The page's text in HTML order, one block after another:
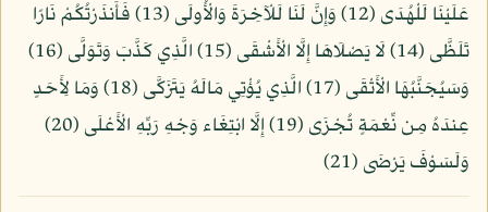
عَلَيْنَا لَلْهُدَى (12) وَإِنَّ لَنَا لَلْآخِرَةَ وَالْأُولَى (13) فَأَنذَرْتُكُمْ نَارًا
تَلَظَّى (14) لَا يَصْلَاهَا إِلَّا الْأَشْقَى (15) الَّذِي كَذَّبَ وَتَوَلَّى (16)
وَسَيُجَنَّبُهَا الْأَتْقَى (17) الَّذِي يُؤْتِي مَالَهُ يَتَزَكَّى (18) وَمَا لِأَحَدٍ
عِندَهُ مِن نِّعْمَةٍ تُجْزَى (19) إِلَّا ابْتِغَاء وَجْهِ رَبِّهِ الْأَعْلَى (20)
وَلَسَوْفَ يَرْضَى (21)